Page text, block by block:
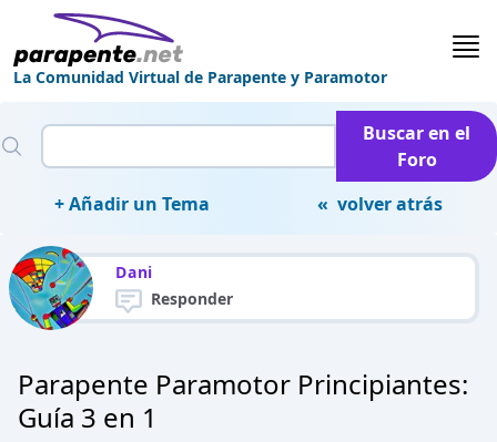
La Comunidad Virtual de Parapente y Paramotor
Buscar en el
Foro
+ Añadir un Tema
« volver atrás
Dani
Responder
Parapente Paramotor Principiantes:
Guía 3 en 1